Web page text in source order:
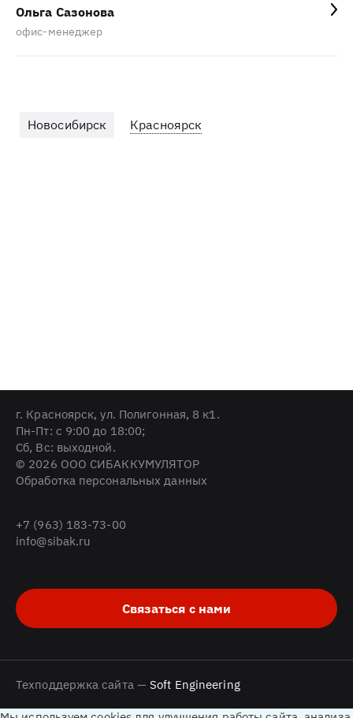
Иркутская обл.
Ольга Сазонова
офис-менеджер
Новосибирск Красноярск
г. Красноярск, ул. Полигонная, 8 к1.
Пн-Пт: с 9:00 до 18:00;
Cб, Вс: выходной.
© 2026 ООО СИБАККУМУЛЯТОР
Обработка персональных данных
+7 (963) 183-73-00
info@sibak.ru
Связаться с нами
Техподдержка сайта —Soft Engineering